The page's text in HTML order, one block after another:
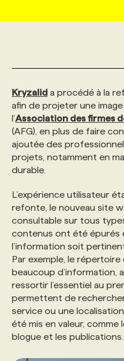
AFFAIRES DE
INITIATIVES
PRIX ET
WEB & MÉDIAS
MARKETING
GEO/SEO
NOS
INFOLETTRE
ANNONCEZ AVEC
CONSULTER LA
PROFIL
FAQ
VOIR LES
PROFIL
FAQ
ANNONCEZ AVEC
NOS FORMATIONS
NOS PARCOURS
FORMATIONS
POURQUOI
NOS TARIFS
PROGRAMMES DE
FAQ
CHASSE DE TÊTE
SERVICE DE
NOS TARIFS
FAQ
ANNONCEZ AVEC
Kryzalid a procédé à la
afin de projeter une
l’Association des firmes
(AFG), en plus de faire
ajoutée des
projets, notamment en
durable.
L’expérience utilisateur
refonte, le nouveau site
consultable sur tous
contenus ont été épurés
l’information soit
Par exemple, le
beaucoup d’information,
ressortir l’essentiel au
permettent de
service ou une
été mis en valeur, comme
blogue et les publications.